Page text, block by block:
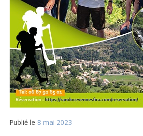
Publié le 8 mai 2023